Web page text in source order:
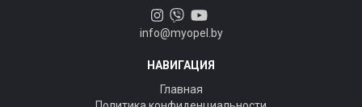
info@myopel.by
НАВИГАЦИЯ
Главная